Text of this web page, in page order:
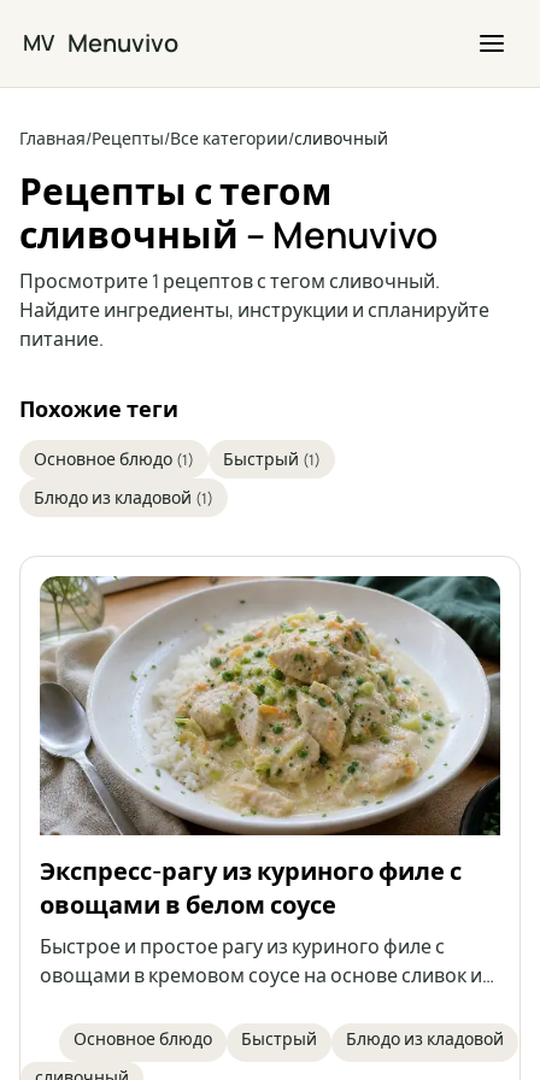
MV Menuvivo
Главная/Рецепты/Все категории/сливочный
Рецепты с тегом
сливочный – Menuvivo
Просмотрите 1 рецептов с тегом сливочный.
Найдите ингредиенты, инструкции и спланируйте
питание.
Похожие теги
Основное блюдо (1) Быстрый (1)
Блюдо из кладовой (1)
Экспресс-рагу из куриного филе с
овощами в белом соусе
Быстрое и простое рагу из куриного филе с
овощами в кремовом соусе на основе сливок и
быстрого обеда, подается с рисом, макаронами
или картофелем.
Основное блюдо Быстрый
Блюдо из кладовой